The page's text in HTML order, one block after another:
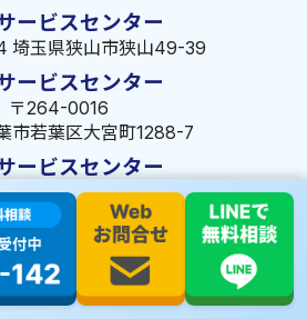
ービスセンター
埼玉県狭山市狭山49-39
ービスセンター
〒264-0016
市若葉区大宮町1288-7
ービスセンター
県笠間市旭町322-2 102号
ービスセンター
野市大字栗田653-141 皐月ビル
サービスセンター
古屋市港区港楽3-13-22